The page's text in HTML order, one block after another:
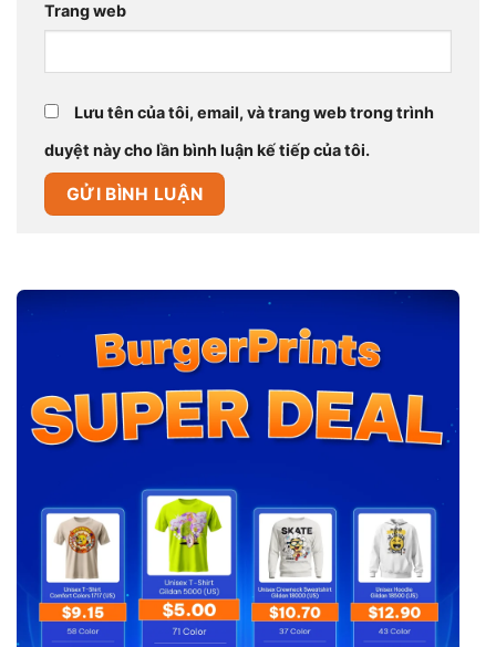
Trang web
Lưu tên của tôi, email, và trang web trong trình
duyệt này cho lần bình luận kế tiếp của tôi.